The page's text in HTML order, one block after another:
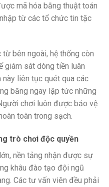
mã hóa bằng thuật toán
từ các tổ chức tin tặc
bên ngoài, hệ thống còn
giám sát dòng tiền luân
này liên tục quét qua các
băng ngay lập tức những
chơi luôn được bảo vệ
toàn trong sạch.
trò chơi độc quyền
nền tảng nhận được sự
khâu đào tạo đội ngũ
Các tư vấn viên đều phải